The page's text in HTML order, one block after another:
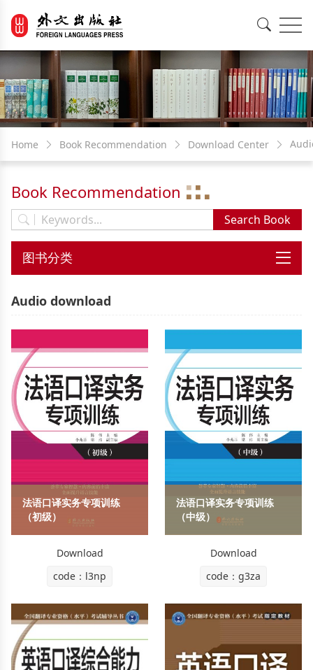
Home Book Recommendation Download Center
Book Recommendation
Audio download
法语口译实务专项训练
（初级）
Download
code：l3np
法语口译实务专项训练
（中级）
Download
code：g3za